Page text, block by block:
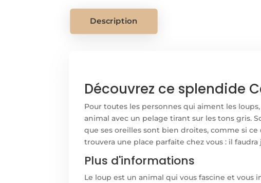
Description
Découvrez ce splendide
Pour toutes les personnes qui aiment les
animal avec un pelage tirant sur les tons gris.
que ses oreilles sont bien droites, comme si
trouvera une place parfaite chez vous : il
Plus d'informations
Le loup est un animal qui vous fascine et vous